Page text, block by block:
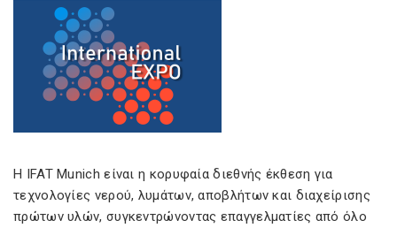
Η IFAT Munich είναι η κορυφαία διεθνής έκθεση για
τεχνολογίες νερού, λυμάτων, αποβλήτων και διαχείρισης
πρώτων υλών, συγκεντρώνοντας επαγγελματίες από όλο